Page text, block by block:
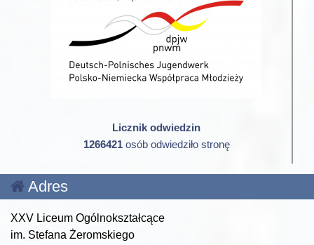
Licznik odwiedzin
1266421osób odwiedziło stronę
Adres
XXV Liceum Ogólnokształcące
im. Stefana Żeromskiego